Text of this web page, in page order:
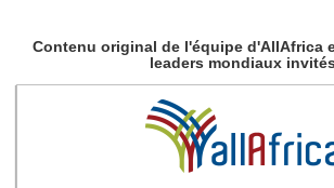
Contenu original de l'équipe d'AllAfrica
leaders mondiaux invités